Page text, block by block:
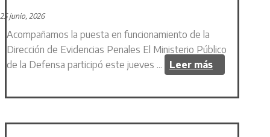
25 junio, 2026
Acompañamos la puesta en funcionamiento de la
Dirección de Evidencias Penales El Ministerio Público
de la Defensa participó este jueves ...
Leer más